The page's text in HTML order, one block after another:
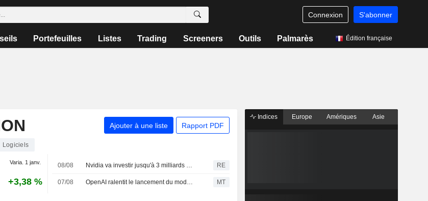
Connexion S'abonner
Portefeuilles Listes Trading Screeners Outils Palmarès Édition française
Ajouter à une liste Rapport PDF
Logiciels
Varia. 1 janv.
+3,38 %
08/08 Nvidia va investir jusqu'à 3 milliards de dollars dans Lancium, le développeur du centre de données Stargate, selon The Information RE
07/08 OpenAI ralentit le lancement du modèle Astra pour des raisons de cybersécurité MT
Indices Europe Amériques Asie